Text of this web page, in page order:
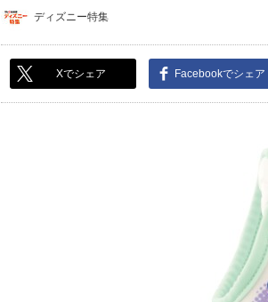
ディズニー特集
Xでシェア Facebookでシェア